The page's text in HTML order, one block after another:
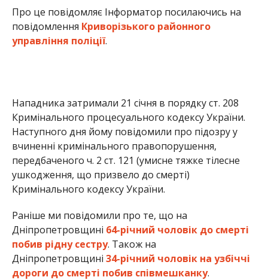
Про це повідомляє Інформатор посилаючись на
повідомлення Криворізького районного
управління поліції.
Нападника затримали 21 січня в порядку ст. 208
Кримінального процесуального кодексу України.
Наступного дня йому повідомили про підозру у
вчиненні кримінального правопорушення,
передбаченого ч. 2 ст. 121 (умисне тяжке тілесне
ушкодження, що призвело до смерті)
Кримінального кодексу України.
Раніше ми повідомили про те, що на
Дніпропетровщині 64-річний чоловік до смерті
побив рідну сестру. Також на
Дніпропетровщині 34-річний чоловік на узбіччі
дороги до смерті побив співмешканку.